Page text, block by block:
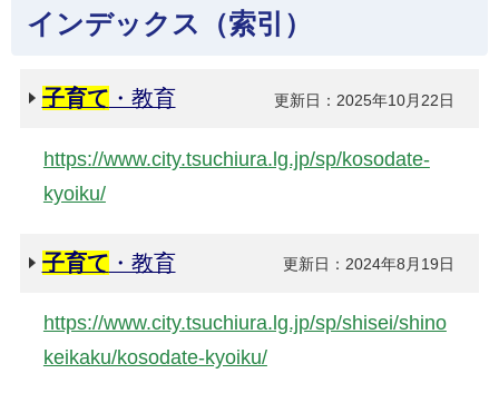
インデックス（索引）
子育て ・教育 更新日：2025年10月22日
https://www.city.tsuchiura.lg.jp/sp/kosodate-
kyoiku/
子育て ・教育 更新日：2024年8月19日
https://www.city.tsuchiura.lg.jp/sp/shisei/shino
keikaku/kosodate-kyoiku/